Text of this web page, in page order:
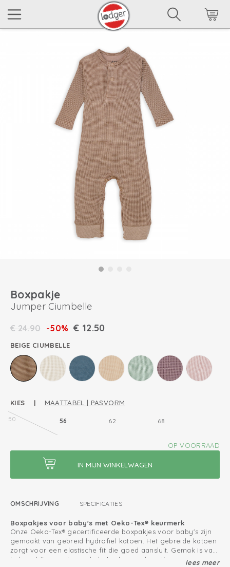
Boxpakje
Jumper Ciumbelle
€24.90 -50% € 12.50
BEIGE CIUMBELLE
KIES | MAATTABEL | PASVORM
50 56 62 68
OP VOORRAAD
OMSCHRIJVING SPECIFICATIES
Boxpakjes voor baby's met Oeko-Tex® keurmerk
Onze Oeko-Tex® gecertificeerde boxpakjes voor baby's zijn
gemaakt van gebreid hydrofiel katoen. Het gebreide katoen
zorgt voor een elastische fit die goed aansluit. Gemak is van
belang bij pasgeboren baby's, daarom bevatten onzelees meer